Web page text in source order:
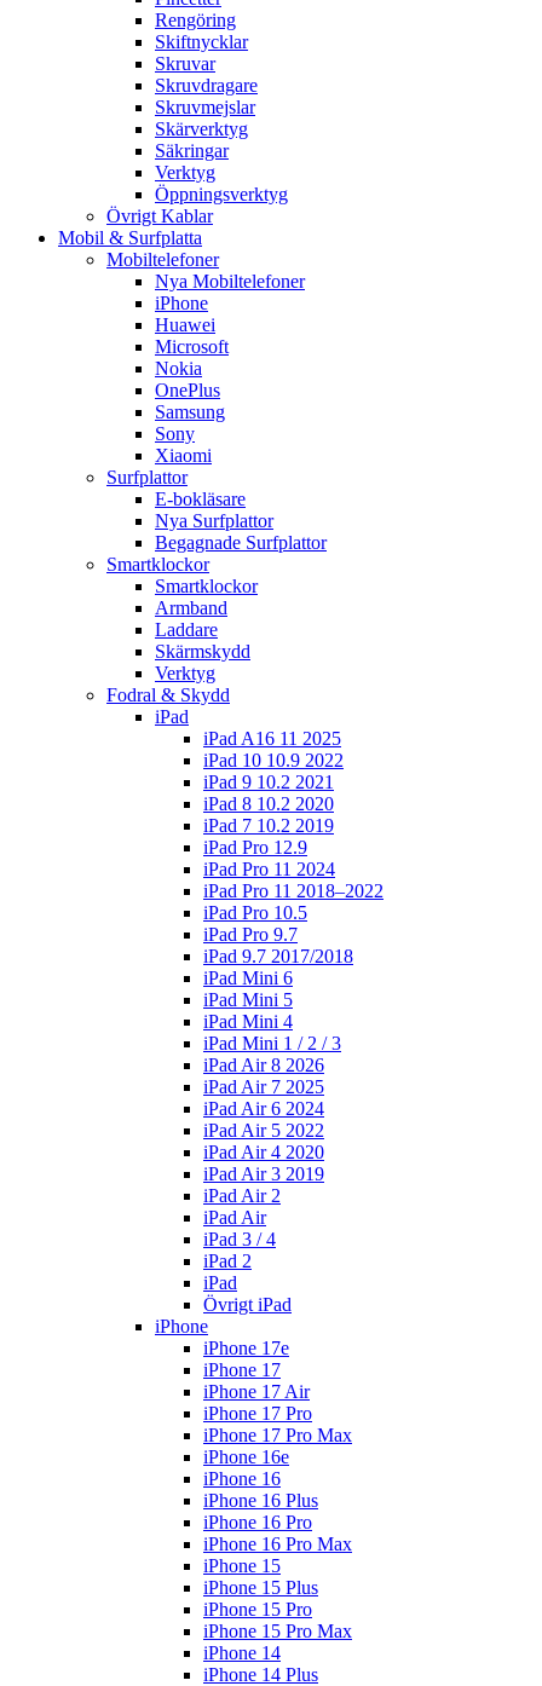
Rengöring
Skiftnycklar
Skruvar
Skruvdragare
Skruvmejslar
Skärverktyg
Säkringar
Verktyg
Öppningsverktyg
Övrigt Kablar
Mobil & Surfplatta
Mobiltelefoner
Nya Mobiltelefoner
iPhone
Huawei
Microsoft
Nokia
OnePlus
Samsung
Sony
Xiaomi
Surfplattor
E-bokläsare
Nya Surfplattor
Begagnade Surfplattor
Smartklockor
Smartklockor
Armband
Laddare
Skärmskydd
Verktyg
Fodral & Skydd
iPad
iPad A16 11 2025
iPad 10 10.9 2022
iPad 9 10.2 2021
iPad 8 10.2 2020
iPad 7 10.2 2019
iPad Pro 12.9
iPad Pro 11 2024
iPad Pro 11 2018–2022
iPad Pro 10.5
iPad Pro 9.7
iPad 9.7 2017/2018
iPad Mini 6
iPad Mini 5
iPad Mini 4
iPad Mini 1 / 2 / 3
iPad Air 8 2026
iPad Air 7 2025
iPad Air 6 2024
iPad Air 5 2022
iPad Air 4 2020
iPad Air 3 2019
iPad Air 2
iPad Air
iPad 3 / 4
iPad 2
iPad
Övrigt iPad
iPhone
iPhone 17e
iPhone 17
iPhone 17 Air
iPhone 17 Pro
iPhone 17 Pro Max
iPhone 16e
iPhone 16
iPhone 16 Plus
iPhone 16 Pro
iPhone 16 Pro Max
iPhone 15
iPhone 15 Plus
iPhone 15 Pro
iPhone 15 Pro Max
iPhone 14
iPhone 14 Plus